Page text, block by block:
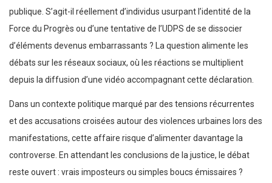
publique. S’agit-il réellement d’individus usurpant l’identité de la
Force du Progrès ou d’une tentative de l’UDPS de se dissocier
d’éléments devenus embarrassants ? La question alimente les
débats sur les réseaux sociaux, où les réactions se multiplient
depuis la diffusion d’une vidéo accompagnant cette déclaration.
Dans un contexte politique marqué par des tensions récurrentes
et des accusations croisées autour des violences urbaines lors des
manifestations, cette affaire risque d’alimenter davantage la
controverse. En attendant les conclusions de la justice, le débat
reste ouvert : vrais imposteurs ou simples boucs émissaires ?